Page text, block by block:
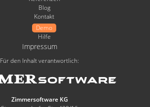
Blog
Kontakt
Demo
Hilfe
Impressum
Für den Inhalt verantwortlich:
Zimmersoftware KG